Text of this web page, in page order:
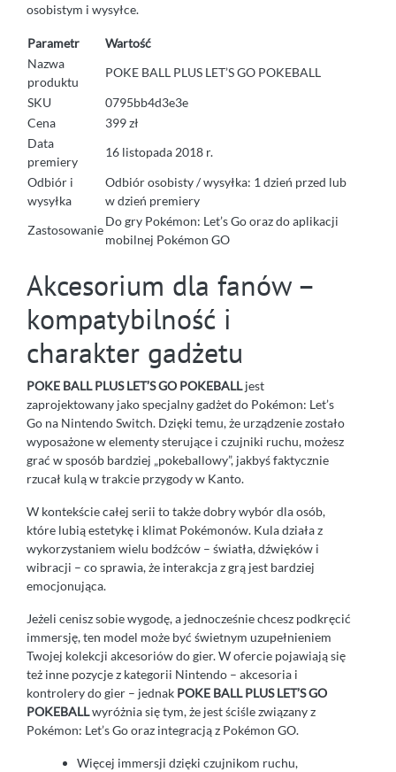
osobistym i wysyłce.
Parametr
Wartość
Nazwa
produktu
POKE BALL PLUS LET’S GO POKEBALL
SKU
0795bb4d3e3e
Cena
399 zł
Data
premiery
16 listopada 2018 r.
Odbiór i
wysyłka
Odbiór osobisty / wysyłka: 1 dzień przed lub
w dzień premiery
Zastosowanie
Do gry Pokémon: Let’s Go oraz do aplikacji
mobilnej Pokémon GO
Akcesorium dla fanów –
kompatybilność i
charakter gadżetu
POKE BALL PLUS LET’S GO POKEBALLjest
zaprojektowany jako specjalny gadżet do Pokémon: Let’s
Go na Nintendo Switch. Dzięki temu, że urządzenie zostało
wyposażone w elementy sterujące i czujniki ruchu, możesz
grać w sposób bardziej „pokeballowy”, jakbyś faktycznie
rzucał kulą w trakcie przygody w Kanto.
W kontekście całej serii to także dobry wybór dla osób,
które lubią estetykę i klimat Pokémonów. Kula działa z
wykorzystaniem wielu bodźców – światła, dźwięków i
wibracji – co sprawia, że interakcja z grą jest bardziej
emocjonująca.
Jeżeli cenisz sobie wygodę, a jednocześnie chcesz podkręcić
immersję, ten model może być świetnym uzupełnieniem
Twojej kolekcji akcesoriów do gier. W ofercie pojawiają się
też inne pozycje z kategorii Nintendo – akcesoria i
kontrolery do gier – jednak POKE BALL PLUS LET’S GO
POKEBALLwyróżnia się tym, że jest ściśle związany z
Pokémon: Let’s Go oraz integracją z Pokémon GO.
Więcej immersji dzięki czujnikom ruchu,